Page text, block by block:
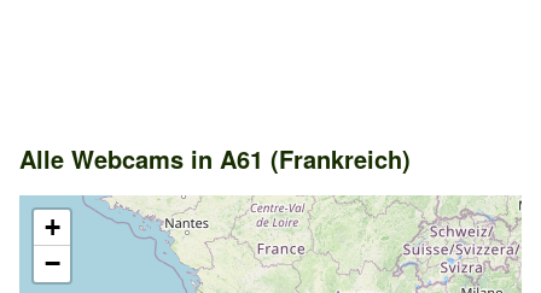
Alle Webcams in A61 (Frankreich)
+
−